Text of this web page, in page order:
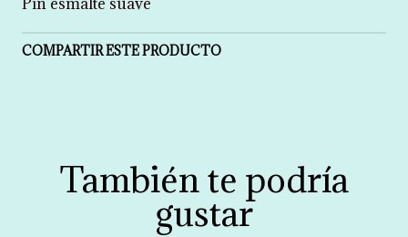
Pin esmalte suave
COMPARTIR ESTE PRODUCTO
También te podría
gustar